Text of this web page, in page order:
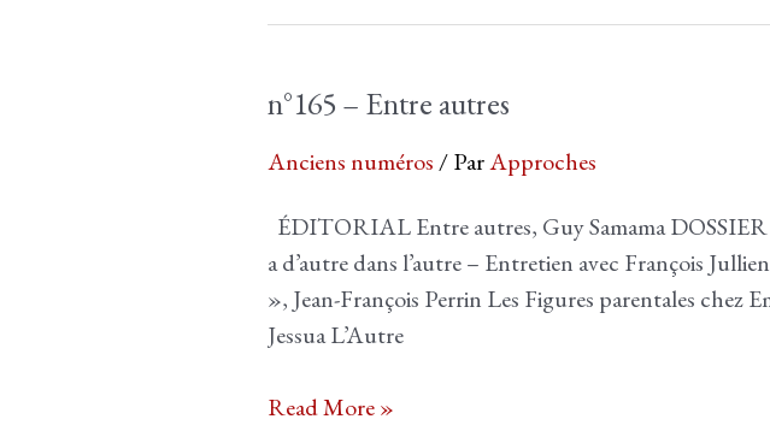
–
n°165 – Entre autres
Anciens numéros/ ParApproches
ÉDITORIAL Entre autres, Guy Samama
a d’autre dans l’autre – Entretien avec François
», Jean-François Perrin Les Figures parentales chez
Jessua L’Autre
n°165
Read More »